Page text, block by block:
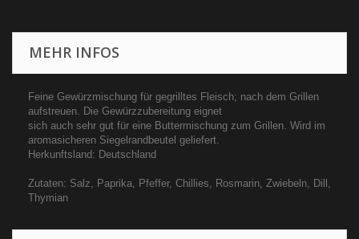
MEHR INFOS
Feine Gewürzmischung für gegrilltes Fleisch; nach dem Grillen
aufstreuen. Die Gewürzzubereitung eignet
sich auch sehr gut für eine Buttermischung zum Grillen. Wird im
aromasicheren Siegelrandbeutel geliefert.
Herkunftsland: Deutschland
Zutaten: Salz, Paprika, Pfeffer, Chillies, Rosmarin, Zwiebeln, Dill,
Thymian